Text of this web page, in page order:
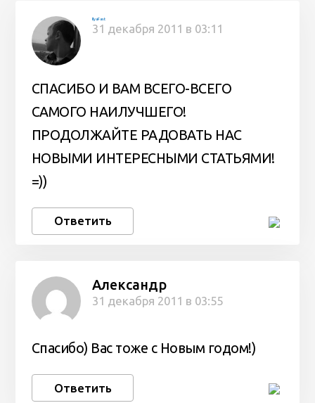
IlyaFast
31 декабря 2011 в 03:11
СПАСИБО И ВАМ ВСЕГО-ВСЕГО
САМОГО НАИЛУЧШЕГО!
ПРОДОЛЖАЙТЕ РАДОВАТЬ НАС
НОВЫМИ ИНТЕРЕСНЫМИ СТАТЬЯМИ!
=))
Ответить
Александр
31 декабря 2011 в 03:55
Спасибо) Вас тоже с Новым годом!)
Ответить